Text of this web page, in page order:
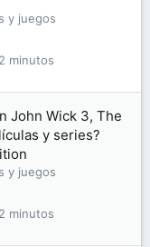
y juegos
minutos
John Wick 3, The
y series?
y juegos
minutos